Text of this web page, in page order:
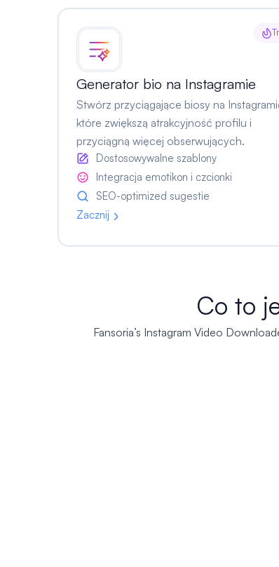
Generator bio na Instagramie
Stwórz przyciągające biosy na
które zwiększą atrakcyjność profilu i
przyciągną więcej obserwujących.
Dostosowywalne szablony
Integracja emotikon i czcionki
SEO-optimized sugestie
Zacznij
Co to
Fansoria’s Instagram Video